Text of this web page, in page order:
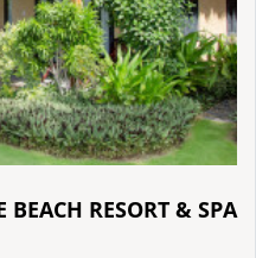
RESORT & SPA